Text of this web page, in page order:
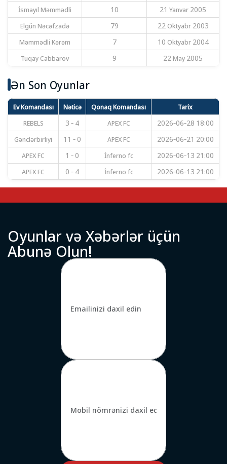
İsmayıl Məmmədli
10
21 Yanvar 2005
Elgün Nəcəfzadə
79
22 Oktyabr 2003
Məmmədli Kərəm
7
10 Oktyabr 2004
Tuqay Cabbarov
9 22 May 2005
Ən Son Oyunlar
Ev Komandası Nəticə Qonaq Komandası
Tarix
REBELS
3 - 4 APEX FC
2026-06-28 18:00
Gənclərbirliyi
11 - 0 APEX FC
2026-06-21 20:00
APEX FC
1 - 0 İnferno fc
2026-06-13 21:00
APEX FC
0 - 4 İnferno fc 2026-06-13 21:00
Oyunlarvə Xəbərlər üçün
Abunə Olun!